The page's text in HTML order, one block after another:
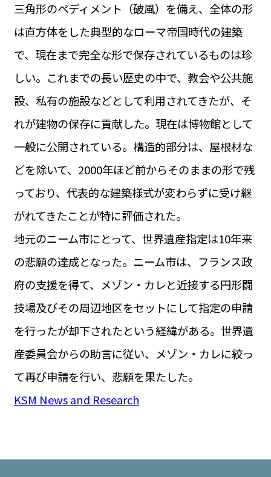
TAG
タグ
#パリ
#お土産 #トリビア
#データで読み解くフランス
#フランスの教育制度
#アプリ
#いざという時に
#カルカッソンヌ Carcassonne
#サステナブル
#フランス生活
#レシピ #ビューティー
#コスメ
#アルザス地方
#フランスの地方 #フロマージュ
#おでかけ
三角形のペディメント（破風）を備え、全体の形
は直方体をした典型的なローマ帝国時代の建築
で、現在まで完全な形で保存されているものは珍
しい。これまでの長い歴史の中で、教会や公共施
設、私有の施設などとして利用されてきたが、そ
れが建物の保存に貢献した。現在は博物館として
一般に公開されている。構造的部分は、屋根材な
どを除いて、2000年ほど前からそのままの形で残
っており、代表的な建築様式が変わらずに受け継
がれてきたことが特に評価された。
地元のニーム市にとって、世界遺産指定は10年来
の悲願の達成となった。ニーム市は、フランス政
府の支援を得て、メゾン・カレと近接する円形闘
技場及びその周辺地区をセットにして指定の申請
を行ったが却下されたという経緯がある。世界遺
産委員会からの助言に従い、メゾン・カレに絞っ
て再び申請を行い、悲願を果たした。
KSM News and Research